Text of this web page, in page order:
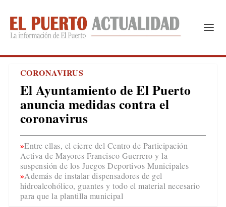
CORONAVIRUS
El Ayuntamiento de El Puerto
anuncia medidas contra el
coronavirus
Entre ellas, el cierre del Centro de Participación
Activa de Mayores Francisco Guerrero y la
suspensión de los Juegos Deportivos Municipales
Además de instalar dispensadores de gel
hidroalcohólico, guantes y todo el material necesario
para que la plantilla municipal